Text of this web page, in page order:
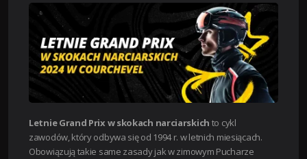
Letnie Grand Prix w skokach narciarskich to cykl
zawodów, który odbywa się od 1994 r. w letnich miesiącach.
Obowiązują takie same zasady jak w zimowym Pucharze